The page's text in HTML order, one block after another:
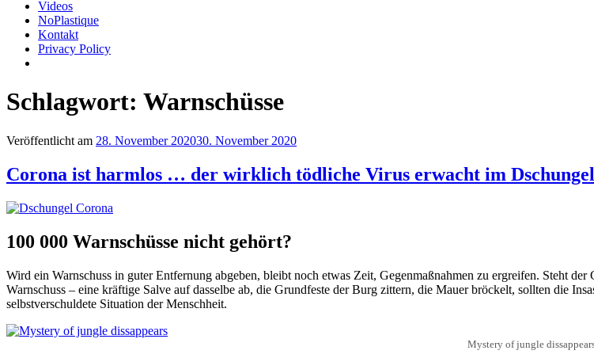
Videos
NoPlastique
Kontakt
Privacy Policy
Schlagwort: Warnschüsse
Veröffentlicht am 28. November 202030. November 2020
Corona ist harmlos … der wirklich tödliche Virus erwacht im Dschungel
100 000 Warnschüsse nicht gehört?
Wird ein Warnschuss in guter Entfernung abgeben, bleibt noch etwas Zeit, Gegenmaßnahmen zu ergreifen. Steht
Warnschuss – eine kräftige Salve auf dasselbe ab, die Grundfeste der Burg zittern, die Mauer bröckelt, sollten die
selbstverschuldete Situation der Menschheit.
Mystery of jungle